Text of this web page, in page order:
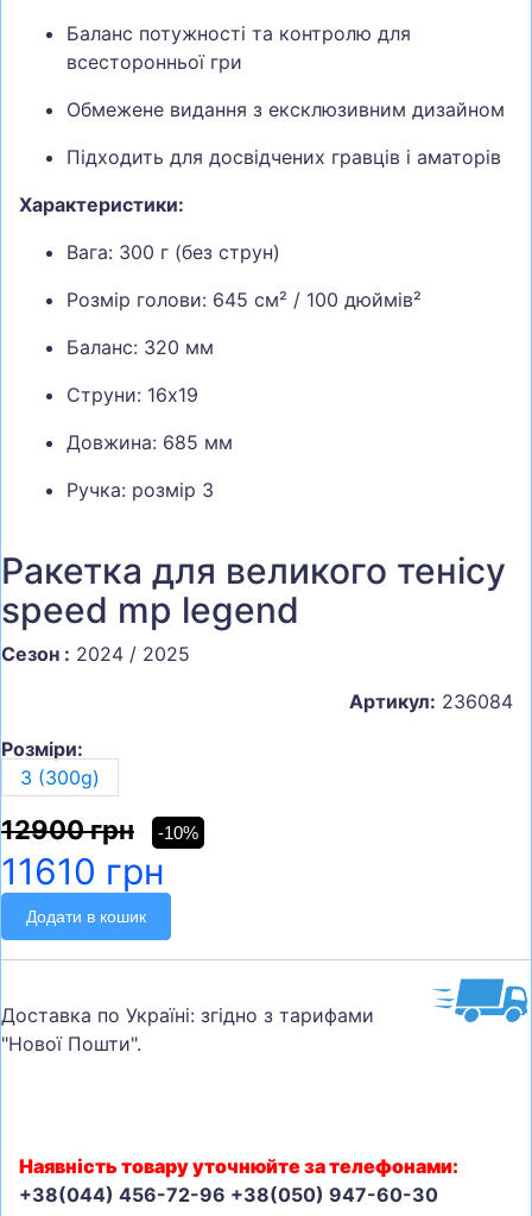
Баланс потужності та контролю для
всесторонньої гри
Обмежене видання з ексклюзивним дизайном
Підходить для досвідчених гравців і аматорів
Характеристики:
Вага: 300 г (без струн)
Розмір голови: 645 см² / 100 дюймів²
Баланс: 320 мм
Струни: 16x19
Довжина: 685 мм
Ручка: розмір 3
Ракетка для великого тенісу
speed mp legend
Сезон : 2024 / 2025
Артикул: 236084
Розміри:
3 (300g)
12900 грн -10%
11610 грн
Додати в кошик
Доставка по Україні: згідно з тарифами
"Нової Пошти".
Наявність товару уточнюйте за телефонами:
+38(044) 456-72-96 +38(050) 947-60-30